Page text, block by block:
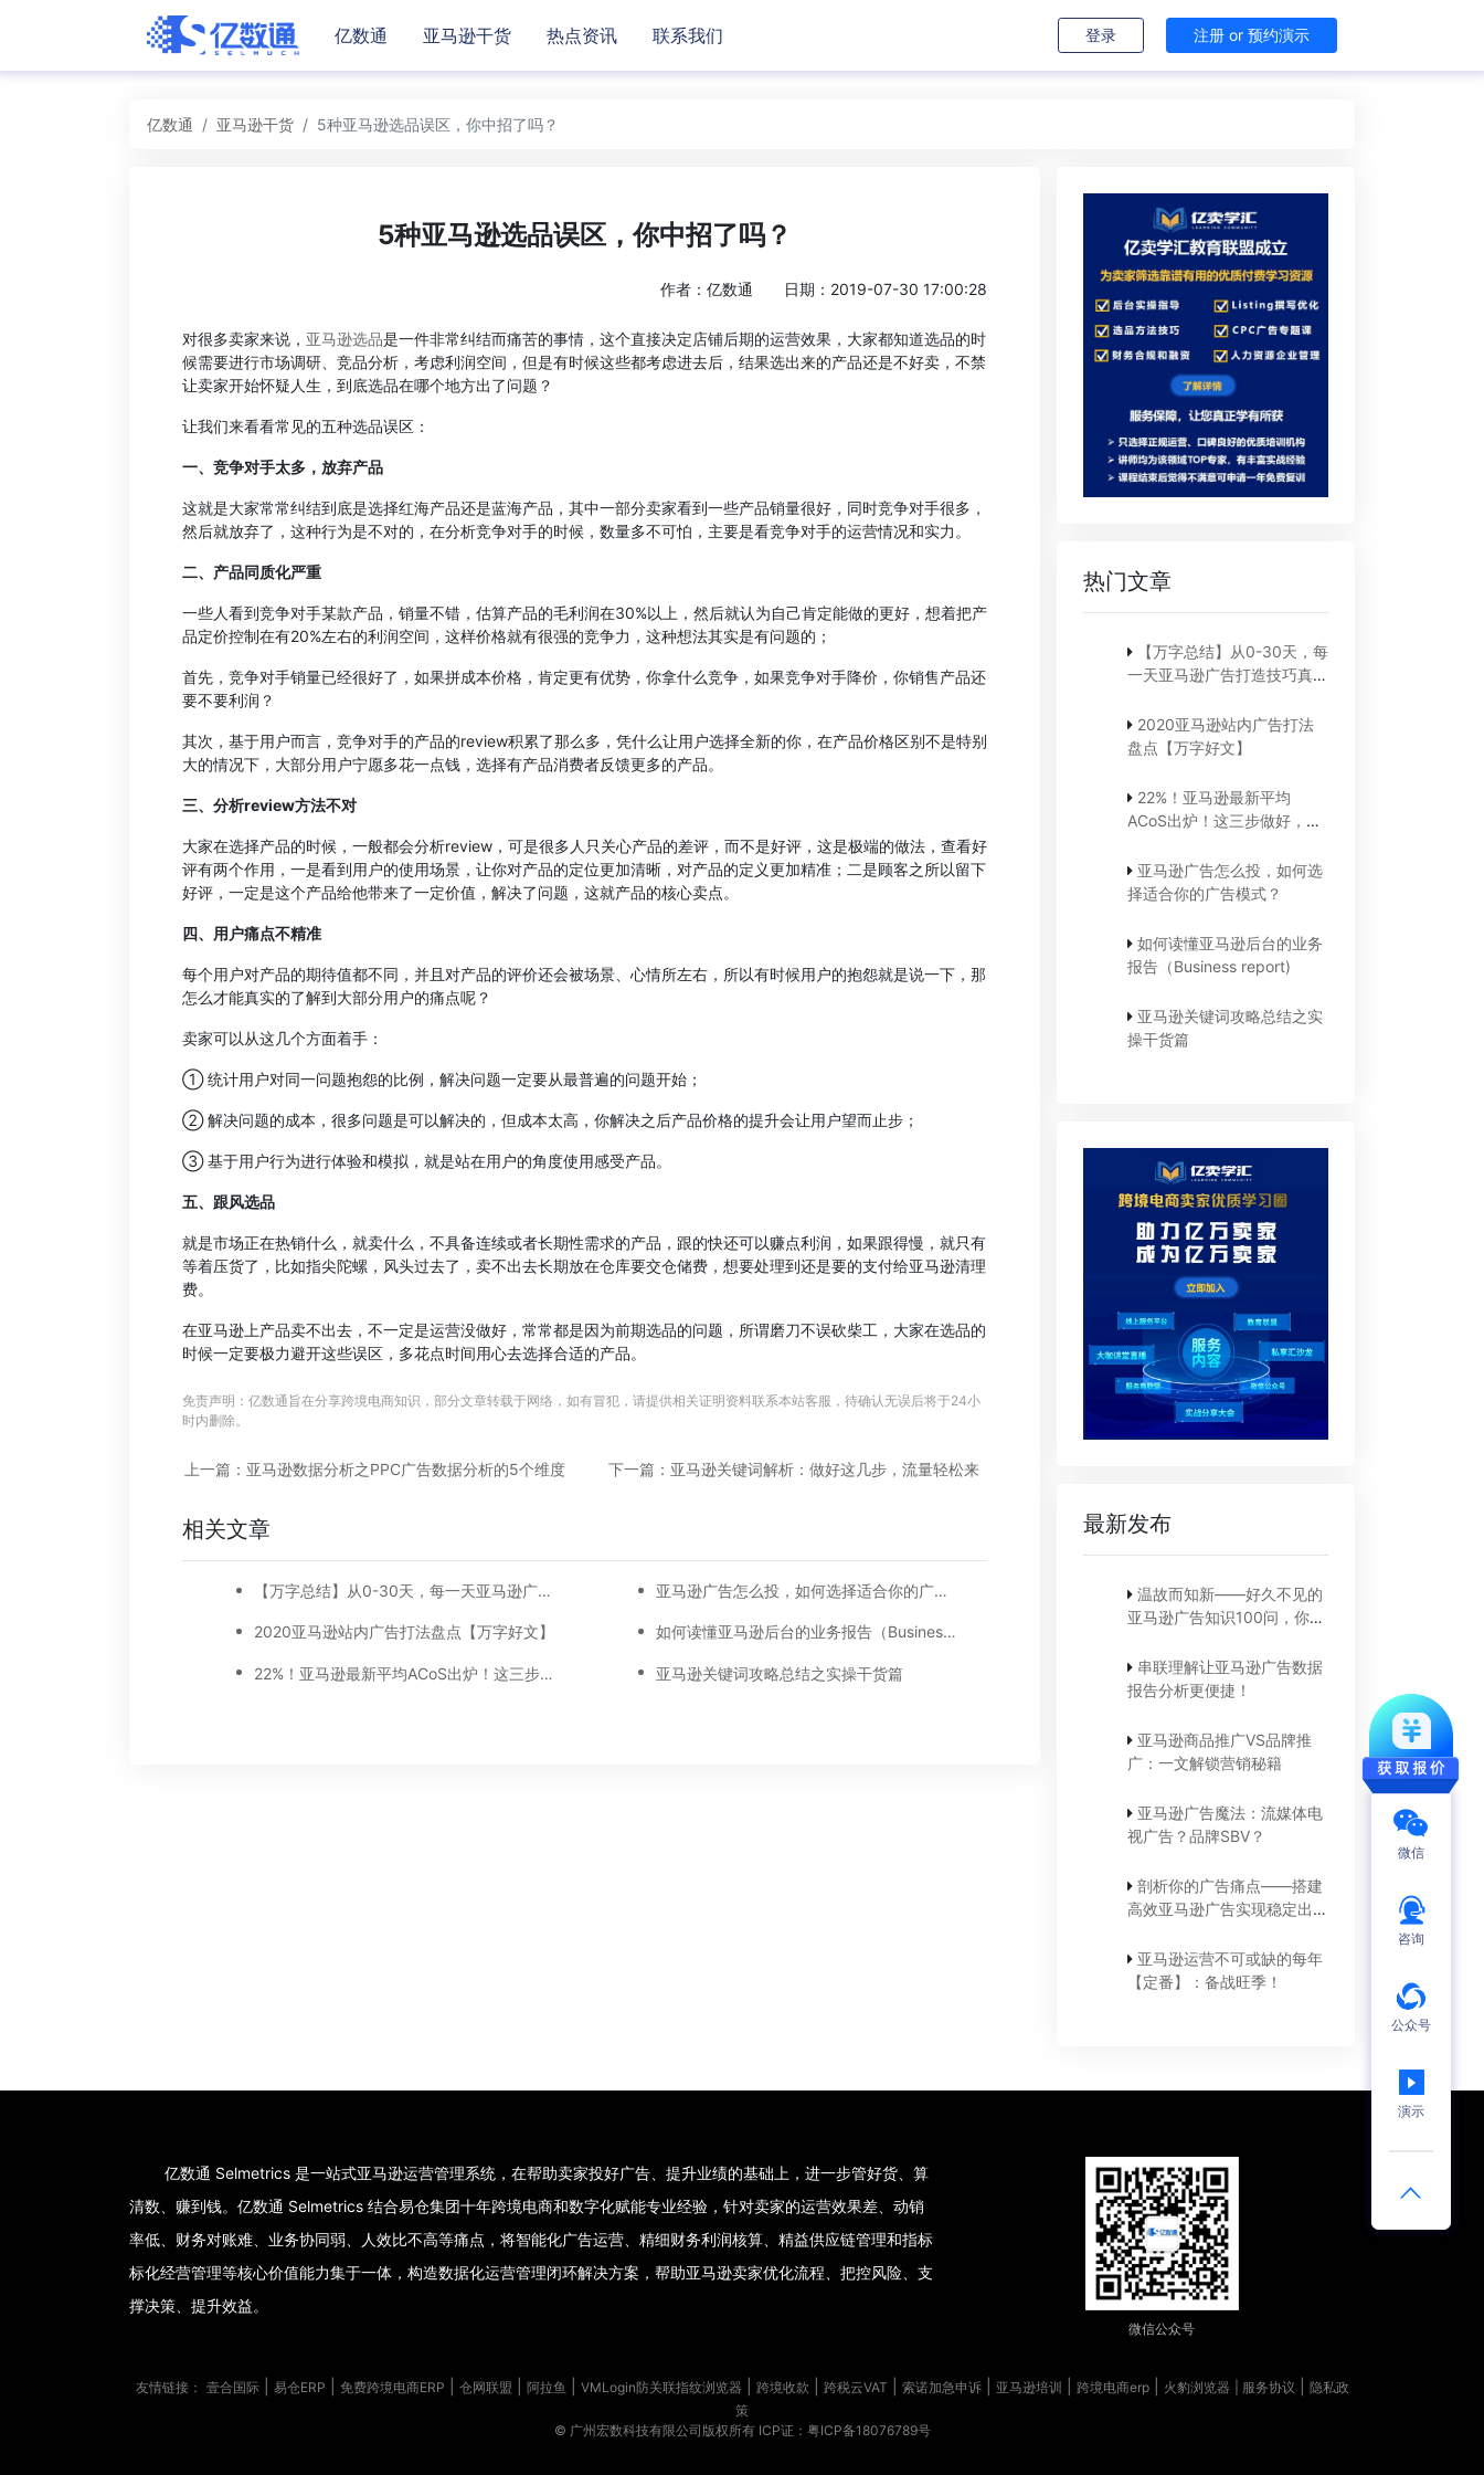
亿数通 亚马逊干货 热点资讯 联系我们 登录 注册 or 预约演示
亿数通 亚马逊干货 5种亚马逊选品误区，你中招了吗？
5种亚马逊选品误区，你中招了吗？
作者：亿数通 日期：2019-07-30 17:00:28
对很多卖家来说， 亚马逊选品是一件非常纠结而痛苦的事情，这个直接决定店铺后期的运营效果，大家都知道选品的时
候需要进行市场调研、竞品分析，考虑利润空间，但是有时候这些都考虑进去后，结果选出来的产品还是不好卖，不禁
让卖家开始怀疑人生，到底选品在哪个地方出了问题？
让我们来看看常见的五种选品误区：
一、竞争对手太多，放弃产品
这就是大家常常纠结到底是选择红海产品还是蓝海产品，其中一部分卖家看到一些产品销量很好，同时竞争对手很多，
然后就放弃了，这种行为是不对的，在分析竞争对手的时候，数量多不可怕，主要是看竞争对手的运营情况和实力。
二、产品同质化严重
一些人看到竞争对手某款产品，销量不错，估算产品的毛利润在30%以上，然后就认为自己肯定能做的更好，想着把产
品定价控制在有20%左右的利润空间，这样价格就有很强的竞争力，这种想法其实是有问题的；
首先，竞争对手销量已经很好了，如果拼成本价格，肯定更有优势，你拿什么竞争，如果竞争对手降价，你销售产品还
要不要利润？
其次，基于用户而言，竞争对手的产品的review积累了那么多，凭什么让用户选择全新的你，在产品价格区别不是特别
大的情况下，大部分用户宁愿多花一点钱，选择有产品消费者反馈更多的产品。
三、分析review方法不对
大家在选择产品的时候，一般都会分析review，可是很多人只关心产品的差评，而不是好评，这是极端的做法，查看好
评有两个作用，一是看到用户的使用场景，让你对产品的定位更加清晰，对产品的定义更加精准；二是顾客之所以留下
好评，一定是这个产品给他带来了一定价值，解决了问题，这就产品的核心卖点。
四、用户痛点不精准
每个用户对产品的期待值都不同，并且对产品的评价还会被场景、心情所左右，所以有时候用户的抱怨就是说一下，那
怎么才能真实的了解到大部分用户的痛点呢？
卖家可以从这几个方面着手：
① 统计用户对同一问题抱怨的比例，解决问题一定要从最普遍的问题开始；
② 解决问题的成本，很多问题是可以解决的，但成本太高，你解决之后产品价格的提升会让用户望而止步；
③ 基于用户行为进行体验和模拟，就是站在用户的角度使用感受产品。
五、跟风选品
就是市场正在热销什么，就卖什么，不具备连续或者长期性需求的产品，跟的快还可以赚点利润，如果跟得慢，就只有
等着压货了，比如指尖陀螺，风头过去了，卖不出去长期放在仓库要交仓储费，想要处理到还是要的支付给亚马逊清理
费。
在亚马逊上产品卖不出去，不一定是运营没做好，常常都是因为前期选品的问题，所谓磨刀不误砍柴工，大家在选品的
时候一定要极力避开这些误区，多花点时间用心去选择合适的产品。
免责声明：亿数通旨在分享跨境电商知识，部分文章转载于网络，如有冒犯，请提供相关证明资料联系本站客服，待确认无误后将于24小
时内删除。
上一篇：亚马逊数据分析之PPC广告数据分析的5个维度 下一篇：亚马逊关键词解析：做好这几步，流量轻松来
相关文章
【万字总结】从0-30天，每一天亚马逊广告打造技巧真实案例细节分享
2020亚马逊站内广告打法盘点【万字好文】
22%！亚马逊最新平均ACoS出炉！这三步做好，ACoS优化差不了！
亚马逊广告怎么投，如何选择适合你的广告模式？
如何读懂亚马逊后台的业务报告（Business report)
亚马逊关键词攻略总结之实操干货篇
热门文章
【万字总结】从0-30天，每
一天亚马逊广告打造技巧真实
2020亚马逊站内广告打法
盘点【万字好文】
22%！亚马逊最新平均
ACoS出炉！这三步做好，
亚马逊广告怎么投，如何选
择适合你的广告模式？
如何读懂亚马逊后台的业务
报告（Business report)
亚马逊关键词攻略总结之实
操干货篇
最新发布
温故而知新——好久不见的
亚马逊广告知识100问，你还
串联理解让亚马逊广告数据
报告分析更便捷！
亚马逊商品推广VS品牌推
广：一文解锁营销秘籍
亚马逊广告魔法：流媒体电
视广告？品牌SBV？
剖析你的广告痛点——搭建
高效亚马逊广告实现稳定出
亚马逊运营不可或缺的每年
【定番】：备战旺季！
亿数通 Selmetrics 是一站式亚马逊运营管理系统，在帮助卖家投好广告、提升业绩的基础上，进一步管好货、算
清数、赚到钱。亿数通 Selmetrics 结合易仓集团十年跨境电商和数字化赋能专业经验，针对卖家的运营效果差、动销
率低、财务对账难、业务协同弱、人效比不高等痛点，将智能化广告运营、精细财务利润核算、精益供应链管理和指标
标化经营管理等核心价值能力集于一体，构造数据化运营管理闭环解决方案，帮助亚马逊卖家优化流程、把控风险、支
撑决策、提升效益。
微信公众号
友情链接： 壹合国际| 易仓ERP 免费跨境电商ERP 仓网联盟 阿拉鱼 VMLogin防关联指纹浏览器 跨境收款 跨税云VAT 索诺加急申诉| 亚马逊培训 跨境电商erp| 火豹浏览器 | 服务协议
隐私政
策
© 广州宏数科技有限公司版权所有 ICP证：粤ICP备18076789号
微信
咨询
公众号
演示